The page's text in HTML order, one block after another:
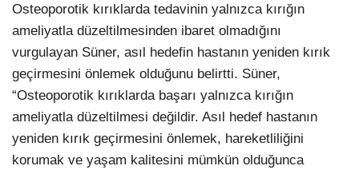
Osteoporotik kırıklarda tedavinin yalnızca kırığın
ameliyatla düzeltilmesinden ibaret olmadığını
vurgulayan Süner, asıl hedefin hastanın yeniden kırık
geçirmesini önlemek olduğunu belirtti. Süner,
“Osteoporotik kırıklarda başarı yalnızca kırığın
ameliyatla düzeltilmesi değildir. Asıl hedef hastanın
yeniden kırık geçirmesini önlemek, hareketliliğini
korumak ve yaşam kalitesini mümkün olduğunca